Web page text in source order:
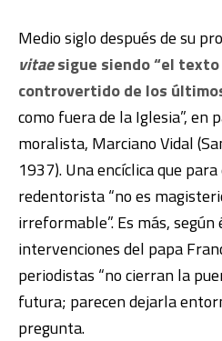
Medio siglo después de su
vitaesigue siendo “el
controvertido de los
como fuera de la Iglesia”, en
moralista, Marciano Vidal
1937). Una encíclica que
redentorista “no es
irreformable”. Es más, según
intervenciones del papa
periodistas “no cierran la
futura; parecen dejarla
pregunta.